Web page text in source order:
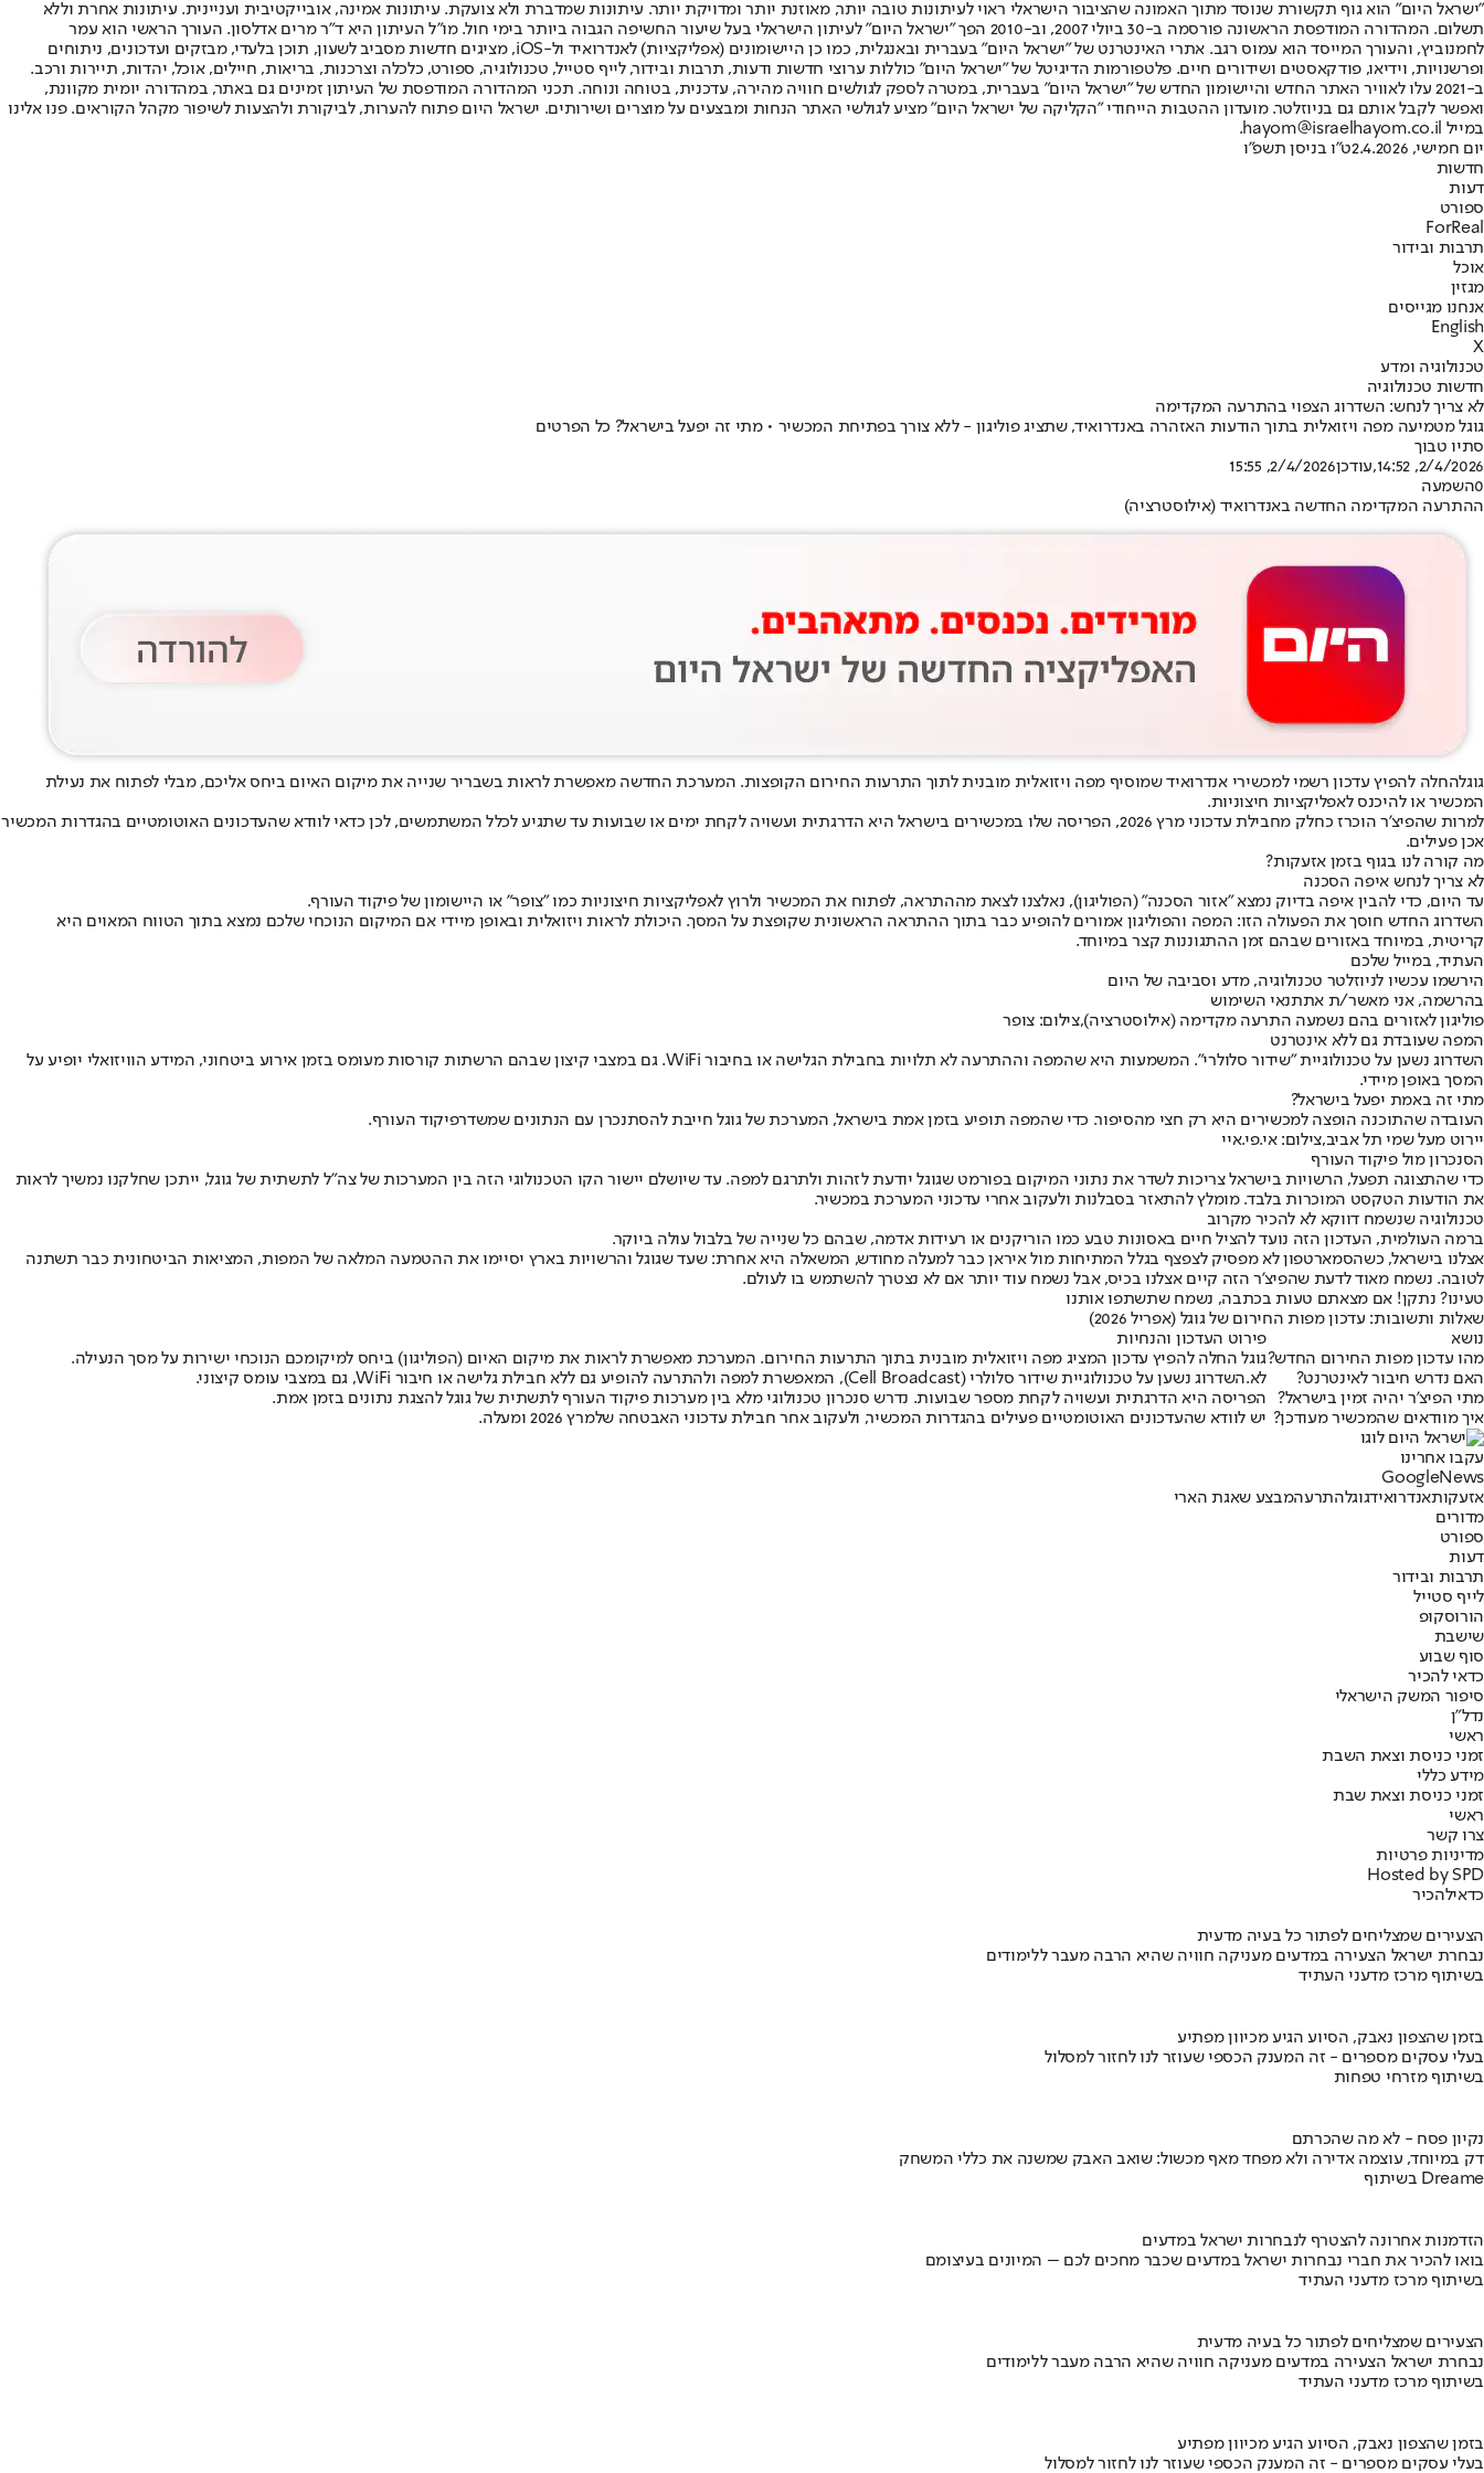
"ישראל היום" הוא גוף תקשורת שנוסד מתוך האמונה שהציבור הישראלי ראוי לעיתונות טובה יותר, מאוזנת יותר ומדויקת יותר. עיתונות שמדברת ולא צועקת. עיתונות אמינה, אובייקטיבית ועניינית. עיתונות אחרת וללא
תשלום. המהדורה המודפסת הראשונה פורסמה ב-30 ביולי 2007, וב-2010 הפך "ישראל היום" לעיתון הישראלי בעל שיעור החשיפה הגבוה ביותר בימי חול. מו"ל העיתון היא ד"ר מרים אדלסון. העורך הראשי הוא עמר
לחמנוביץ, והעורך המייסד הוא עמוס רגב. אתרי האינטרנט של "ישראל היום" בעברית ובאנגלית, כמו כן היישומונים (אפליקציות) לאנדרואיד ול-iOS, מציגים חדשות מסביב לשעון, תוכן בלעדי, מבזקים ועדכונים, ניתוחים
ופרשנויות, וידיאו, פודקאסטים ושידורים חיים. פלטפורמות הדיגיטל של "ישראל היום" כוללות ערוצי חדשות ודעות, תרבות ובידור, לייף סטייל, טכנולוגיה, ספורט, כלכלה וצרכנות, בריאות, חיילים, אוכל, יהדות, תיירות ורכב.
ב-2021 עלו לאוויר האתר החדש והיישומון החדש של "ישראל היום" בעברית, במטרה לספק לגולשים חוויה מהירה, עדכנית, בטוחה ונוחה. תכני המהדורה המודפסת של העיתון זמינים גם באתר, במהדורה יומית מקוונת,
ואפשר לקבל אותם גם בניוזלטר. מועדון ההטבות הייחודי "הקליקה של ישראל היום" מציע לגולשי האתר הנחות ומבצעים על מוצרים ושירותים. ישראל היום פתוח להערות, לביקורת ולהצעות לשיפור מקהל הקוראים. פנו אלינו
במייל hayom@israelhayom.co.il.
יום חמישי, 2.4.2026
ט"ו בניסן תשפ"ו
חדשות
דעות
ספורט
ForReal
תרבות ובידור
אוכל
מגזין
אנחנו מגייסים
English
X
טכנולוגיה ומדע
חדשות טכנולוגיה
לא צריך לנחש: השדרוג הצפוי בהתרעה המקדימה
גוגל מטמיעה מפה ויזואלית בתוך הודעות האזהרה באנדרואיד, שתציג פוליגון - ללא צורך בפתיחת המכשיר • מתי זה יפעל בישראל? כל הפרטים
סתיו טבוך
2/4/2026, 14:52
,עודכן2/4/2026, 15:55
0השמעה
ההתרעה המקדימה החדשה באנדרואיד (אילוסטרציה)
גוגלהחלה להפיץ עדכון רשמי למכשירי אנדרואיד שמוסיף מפה ויזואלית מובנית לתוך התרעות החירום הקופצות. המערכת החדשה מאפשרת לראות בשבריר שנייה את מיקום האיום ביחס אליכם, מבלי לפתוח את נעילת
המכשיר או להיכנס לאפליקציות חיצוניות.
למרות שהפיצ'ר הוכרז כחלק מחבילת עדכוני מרץ 2026, הפריסה שלו במכשירים בישראל היא הדרגתית ועשויה לקחת ימים או שבועות עד שתגיע לכלל המשתמשים, לכן כדאי לוודא שהעדכונים האוטומטיים בהגדרות המכשיר
אכן פעילים.
מה קורה לנו בגוף בזמן אזעקות?
לא צריך לנחש איפה הסכנה
עד היום, כדי להבין איפה בדיוק נמצא "אזור הסכנה" (הפוליגון), נאלצנו לצאת מההתראה, לפתוח את המכשיר ולרוץ לאפליקציות חיצוניות כמו "צופר" או היישומון של פיקוד העורף.
השדרוג החדש חוסך את הפעולה הזו: המפה והפוליגון אמורים להופיע כבר בתוך ההתראה הראשונית שקופצת על המסך. היכולת לראות ויזואלית ובאופן מיידי אם המיקום הנוכחי שלכם נמצא בתוך הטווח המאוים היא
קריטית, במיוחד באזורים שבהם זמן ההתגוננות קצר במיוחד.
העתיד, במייל שלכם
הירשמו עכשיו לניוזלטר טכנולוגיה, מדע וסביבה של היום
בהרשמה, אני מאשר/ת אתתנאי השימוש
פוליגון לאזורים בהם נשמעה התרעה מקדימה (אילוסטרציה),צילום: צופר
המפה שעובדת גם ללא אינטרנט
השדרוג נשען על טכנולוגיית "שידור סלולרי". המשמעות היא שהמפה וההתרעה לא תלויות בחבילת הגלישה או בחיבור WiFi. גם במצבי קיצון שבהם הרשתות קורסות מעומס בזמן אירוע ביטחוני, המידע הוויזואלי יופיע על
המסך באופן מיידי.
מתי זה באמת יפעל בישראל?
העובדה שהתוכנה הופצה למכשירים היא רק חצי מהסיפור. כדי שהמפה תופיע בזמן אמת בישראל, המערכת של גוגל חייבת להסתנכרן עם הנתונים שמשדרפיקוד העורף.
יירוט מעל שמי תל אביב,צילום: אי.פי.איי
הסנכרון מול פיקוד העורף
כדי שהתצוגה תפעל, הרשויות בישראל צריכות לשדר את נתוני המיקום בפורמט שגוגל יודעת לזהות ולתרגם למפה. עד שיושלם יישור הקו הטכנולוגי הזה בין המערכות של צה"ל לתשתית של גוגל, ייתכן שחלקנו נמשיך לראות
את הודעות הטקסט המוכרות בלבד. מומלץ להתאזר בסבלנות ולעקוב אחרי עדכוני המערכת במכשיר.
טכנולוגיה שנשמח דווקא לא להכיר מקרוב
ברמה העולמית, העדכון הזה נועד להציל חיים באסונות טבע כמו הוריקנים או רעידות אדמה, שבהם כל שנייה של בלבול עולה ביוקר.
אצלנו בישראל, כשהסמארטפון לא מפסיק לצפצף בגלל המתיחות מול איראן כבר למעלה מחודש, המשאלה היא אחרת: שעד שגוגל והרשויות בארץ יסיימו את ההטמעה המלאה של המפות, המציאות הביטחונית כבר תשתנה
לטובה. נשמח מאוד לדעת שהפיצ'ר הזה קיים אצלנו בכיס, אבל נשמח עוד יותר אם לא נצטרך להשתמש בו לעולם.
טעינו? נתקן! אם מצאתם טעות בכתבה, נשמח שתשתפו אותנו
שאלות ותשובות: עדכון מפות החירום של גוגל (אפריל 2026)
נושא
פירוט העדכון והנחיות
מהו עדכון מפות החירום החדש?גוגל החלה להפיץ עדכון המציג מפה ויזואלית מובנית בתוך התרעות החירום. המערכת מאפשרת לראות את מיקום האיום (הפוליגון) ביחס למיקומכם הנוכחי ישירות על מסך הנעילה.
האם נדרש חיבור לאינטרנט?
לא.השדרוג נשען על טכנולוגיית שידור סלולרי (Cell Broadcast), המאפשרת למפה ולהתרעה להופיע גם ללא חבילת גלישה או חיבור WiFi, גם במצבי עומס קיצוני.
מתי הפיצ'ר יהיה זמין בישראל?
הפריסה היא הדרגתית ועשויה לקחת מספר שבועות. נדרש סנכרון טכנולוגי מלא בין מערכות פיקוד העורף לתשתית של גוגל להצגת נתונים בזמן אמת.
איך מוודאים שהמכשיר מעודכן? יש לוודא שהעדכונים האוטומטיים פעילים בהגדרות המכשיר, ולעקוב אחר חבילת עדכוני האבטחה שלמרץ 2026 ומעלה .
עקבו אחרינו
Googl eNews
אזעקותאנדרואידגוגלהתרעהמבצע שאגת הארי
מדורים
ספורט
דעות
תרבות ובידור
לייף סטייל
הורוסקופ
שישבת
סוף שבוע
כדאי להכיר
סיפור המשק הישראלי
נדל"ן
ראשי
זמני כניסת וצאת השבת
מידע כללי
זמני כניסת וצאת שבת
ראשי
צרו קשר
מדיניות פרטיות
Hosted by SPD
כדאילהכיר
הצעירים שמצליחים לפתור כל בעיה מדעית
נבחרת ישראל הצעירה במדעים מעניקה חוויה שהיא הרבה מעבר ללימודים
בשיתוף מרכז מדעני העתיד
בזמן שהצפון נאבק, הסיוע הגיע מכיוון מפתיע
בעלי עסקים מספרים - זה המענק הכספי שעוזר לנו לחזור למסלול
בשיתוף מזרחי טפחות
נקיון פסח - לא מה שהכרתם
דק במיוחד, עוצמה אדירה ולא מפחד מאף מכשול: שואב האבק שמשנה את כללי המשחק
בשיתוף Dreame
הזדמנות אחרונה להצטרף לנבחרות ישראל במדעים
בואו להכיר את חברי נבחרות ישראל במדעים שכבר מחכים לכם – המיונים בעיצומם
בשיתוף מרכז מדעני העתיד
הצעירים שמצליחים לפתור כל בעיה מדעית
נבחרת ישראל הצעירה במדעים מעניקה חוויה שהיא הרבה מעבר ללימודים
בשיתוף מרכז מדעני העתיד
בזמן שהצפון נאבק, הסיוע הגיע מכיוון מפתיע
בעלי עסקים מספרים - זה המענק הכספי שעוזר לנו לחזור למסלול